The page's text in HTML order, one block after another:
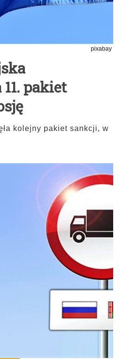
pixabay
pakiet
kolejny pakiet sankcji, w